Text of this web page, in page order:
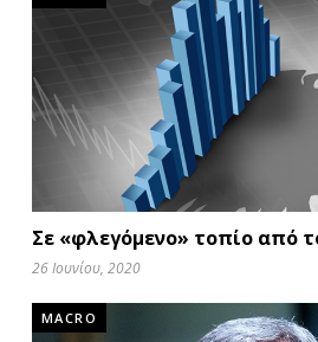
Σε «φλεγόμενο» τοπίο από
26 Ιουνίου, 2020
MACRO